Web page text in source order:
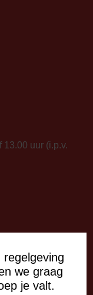
we graag
je valt.
uur (i.p.v.